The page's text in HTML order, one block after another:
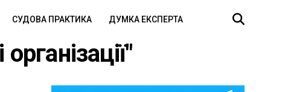
СУДОВА ПРАКТИКА ДУМКА ЕКСПЕРТА